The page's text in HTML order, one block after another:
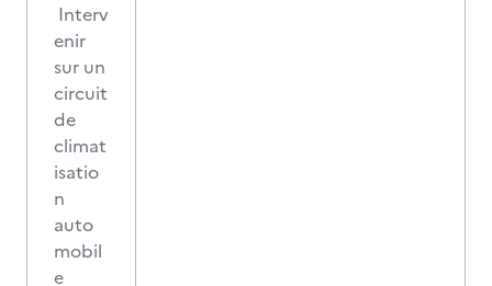
Interv
enir
sur un
circuit
de
climat
isatio
n
auto
mobil
e